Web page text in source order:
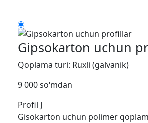
Gipsokarton uchun
Qoplama turi: Ruxli (galvanik)
9 000 so‘mdan
Profil J
Gisokarton uchun polimer